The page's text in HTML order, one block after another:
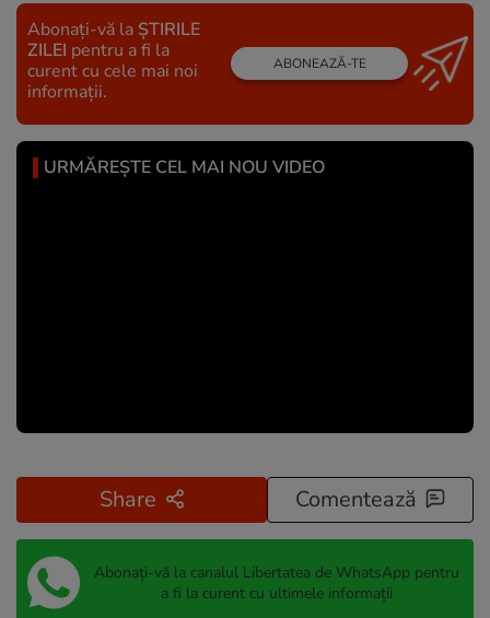
Abonați-vă la ȘTIRILE
ZILEI pentru a fi la
curent cu cele mai noi
informații.
ABONEAZĂ-TE
URMĂREȘTE CEL MAI NOU VIDEO
Share Comentează
Abonați-vă la canalul Libertatea de WhatsApp pentru
a fi la curent cu ultimele informații